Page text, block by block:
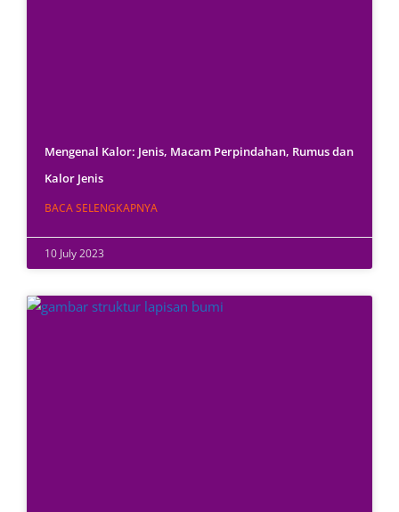
Mengenal Kalor: Jenis, Macam Perpindahan, Rumus dan
Kalor Jenis
BACA SELENGKAPNYA
10 July 2023